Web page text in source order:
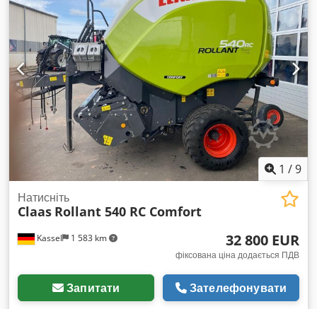
Технічні дані та обслуговування Довжина: 7 593 мм Висота:
3 791–3 941 мм Колісна база: 3 600 мм
1 /9
Kassel 1 583 km
Натисніть
Claas Rollant 540 RC Comfort
32 800 EUR
фіксована ціна додається ПДВ
Запитати Зателефонувати